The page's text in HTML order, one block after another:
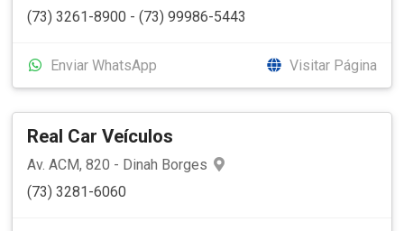
(73) 3261-8900 - (73) 99986-5443
Enviar WhatsApp Visitar Página
Real Car Veículos
Av. ACM, 820 - Dinah Borges
(73) 3281-6060